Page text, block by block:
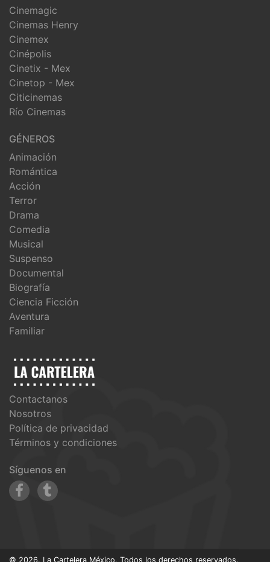
Cinemagic
Cinemas Henry
Cinemex
Cinépolis
Cinetix - Mex
Cinetop - Mex
Citicinemas
Río Cinemas
GÉNEROS
Animación
Romántica
Acción
Terror
Drama
Comedia
Musical
Suspenso
Documental
Biografía
Ciencia Ficción
Aventura
Familiar
Contactanos
Nosotros
Política de privacidad
Términos y condiciones
Síguenos en
© 2026. La Cartelera México, Todos los derechos reservados.